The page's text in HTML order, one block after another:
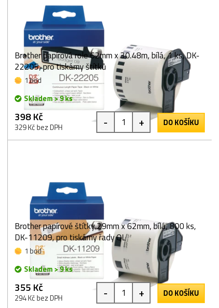
Brother papírová role 62mm x 30.48m, bílá, 1 ks, DK-
22205, pro tiskárny štítků
1 bod
Skladem > 9 ks
398 Kč
329 Kč bez DPH - + DO KOŠÍKU
Brother papírové štítky 29mm x 62mm, bílá, 800 ks,
DK-11209, pro tiskárny řady QL
1 bod
Skladem > 9 ks
355 Kč
294 Kč bez DPH - + DO KOŠÍKU